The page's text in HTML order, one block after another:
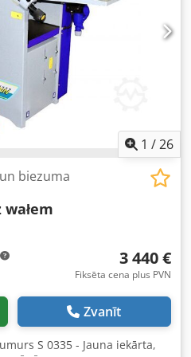
1 /26
biezuma
wałem
3 440 €
Fiksēta cena plus PVN
Zvanīt
S 0335 - Jauna iekārta,